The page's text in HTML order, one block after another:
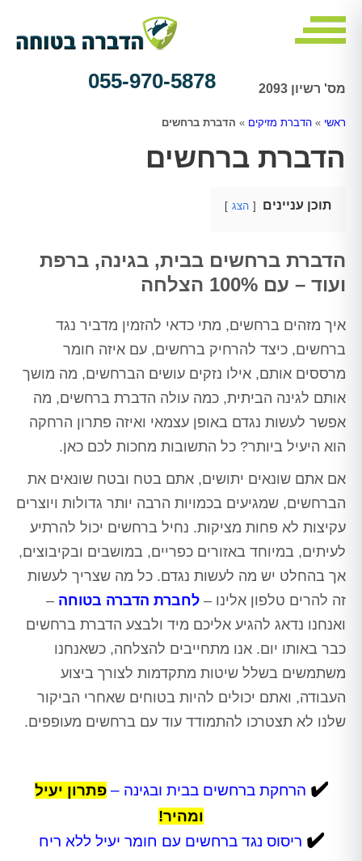
מס' רשיון 2093 055-970-5878
ראשי » הדברת מזיקים » הדברת ברחשים
הדברת ברחשים
תוכן עניינים הצג
הדברת ברחשים בבית, בגינה, ברפת
ועוד – עם 100% הצלחה
איך מזהים ברחשים, מתי כדאי להזמין מדביר נגד
ברחשים, כיצד להרחיק ברחשים, עם איזה חומר
מרססים אותם, אילו נזקים עושים הברחשים, מה מושך
אותם לגינה הביתית, כמה עולה הדברת ברחשים, מה
אפשר לעשות נגדם באופן עצמאי ואיזה פתרון הרחקה
הוא היעיל ביותר? כל התשובות מחכות לכם כאן.
אם אתם שונאים יתושים, אתם בטח ובטח שונאים את
הברחשים, שמגיעים בכמויות הרבה יותר גדולות ויוצרים
עקיצות לא פחות מציקות. נחיל ברחשים יכול להרתיע
לעיתים, במיוחד באזורים כפריים, במושבים ובקיבוצים,
אך בהחלט יש מה לעשות נגדם. כל מה שצריך לעשות
זה להרים טלפון אלינו – לחברת הדברה בטוחה –
ואנחנו נדאג להגיע אליכם מיד ולבצע הדברת ברחשים
כבר באותו יום. אנו מתחייבים להצלחה, כשאנחנו
משתמשים בשלל שיטות מתקדמות לצורך ביצוע
העבודה, ואתם יכולים להיות בטוחים שאחרי הביקור
שלנו לא תצטרכו להתמודד עוד עם ברחשים מעופפים.
✔️ הרחקת ברחשים בבית ובגינה –פתרון יעיל
ומהיר!
✔️ ריסוס נגד ברחשים עם חומר יעיל ללא ריח